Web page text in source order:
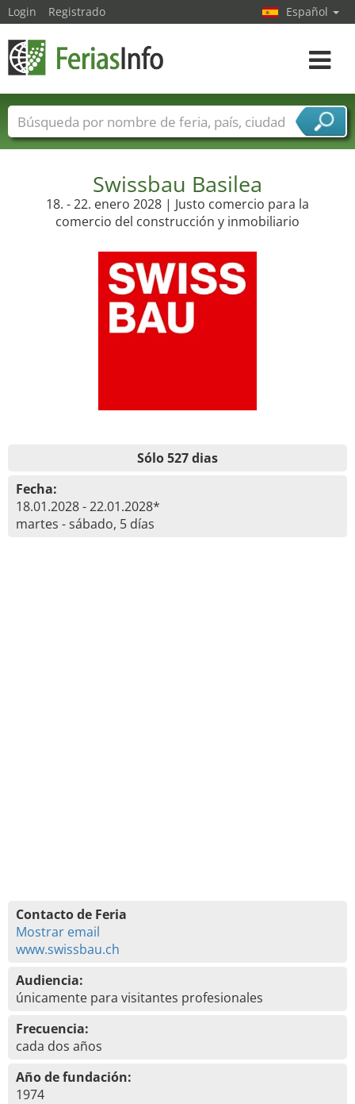
Swissbau Basilea
18. - 22. enero 2028 | Justo comercio para la
comercio del construcción y inmobiliario
Sólo 527 dias
Fecha:
18.01.2028 - 22.01.2028*
martes - sábado, 5 días
Contacto de Feria
Mostrar email
www.swissbau.ch
Audiencia:
únicamente para visitantes profesionales
Frecuencia:
cada dos años
Año de fundación:
1974
Login Registrado Español
toggle
Nombres de ferias Países
Ciudades
Sectores de proveedor de servicios